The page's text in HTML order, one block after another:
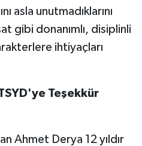
asla unutmadıklarını
gibi donanımlı, disiplinli
ihtiyaçları
Teşekkür
Ahmet Derya 12 yıldır